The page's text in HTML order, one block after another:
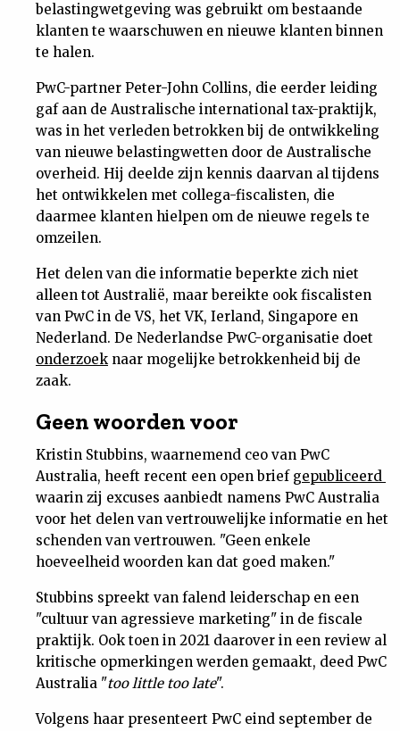
belastingwetgeving was gebruikt om bestaande
klanten te waarschuwen en nieuwe klanten binnen
te halen.
PwC-partner Peter-John Collins, die eerder leiding
gaf aan de Australische international tax-praktijk,
was in het verleden betrokken bij de ontwikkeling
van nieuwe belastingwetten door de Australische
overheid. Hij deelde zijn kennis daarvan al tijdens
het ontwikkelen met collega-fiscalisten, die
daarmee klanten hielpen om de nieuwe regels te
omzeilen.
Het delen van die informatie beperkte zich niet
alleen tot Australië, maar bereikte ook fiscalisten
van PwC in de VS, het VK, Ierland, Singapore en
Nederland. De Nederlandse PwC-organisatie doet
onderzoek naar mogelijke betrokkenheid bij de
zaak.
Geen woorden voor
Kristin Stubbins, waarnemend ceo van PwC
Australia, heeft recent een open brief gepubliceerd
waarin zij excuses aanbiedt namens PwC Australia
voor het delen van vertrouwelijke informatie en het
schenden van vertrouwen. "Geen enkele
hoeveelheid woorden kan dat goed maken."
Stubbins spreekt van falend leiderschap en een
"cultuur van agressieve marketing" in de fiscale
praktijk. Ook toen in 2021 daarover in een review al
kritische opmerkingen werden gemaakt, deed PwC
Australia "too little too late".
Volgens haar presenteert PwC eind september de